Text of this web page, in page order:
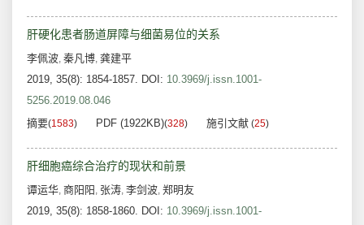
肝硬化患者肠道屏障与细菌易位的关系
李佩波, 秦凡博, 龚建平
2019, 35(8): 1854-1857. DOI: 10.3969/j.issn.1001-
5256.2019.08.046
摘要(1583) PDF (1922KB)(328) 施引文献 (25)
肝细胞癌综合治疗的现状和前景
谭运华, 商阳阳 , 张涛, 李剑波, 郑明友
2019, 35(8): 1858-1860. DOI: 10.3969/j.issn.1001-